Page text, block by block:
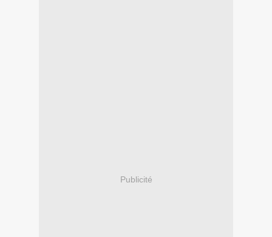
Publicité